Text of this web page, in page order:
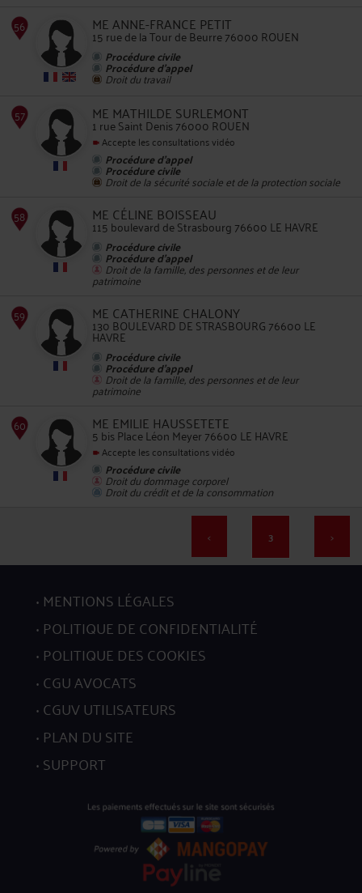
54
55
56
ME ANNE-FRANCE PETIT
15 rue de la Tour de Beurre 76000 ROUEN
Procédure civile
Procédure d'appel
Droit du travail
ME MATHILDE SURLEMONT
1 rue Saint Denis 76000 ROUEN
Accepte les consultations vidéo
Procédure d'appel
Procédure civile
Droit de la sécurité sociale et de la protection sociale
ME CÉLINE BOISSEAU
115 boulevard de Strasbourg 76600 LE HAVRE
Procédure civile
Procédure d'appel
Droit de la famille, des personnes et de leur
patrimoine
ME CATHERINE CHALONY
130 BOULEVARD DE STRASBOURG 76600 LE
HAVRE
Procédure civile
Procédure d'appel
Droit de la famille, des personnes et de leur
patrimoine
ME EMILIE HAUSSETETE
5 bis Place Léon Meyer 76600 LE HAVRE
Accepte les consultations vidéo
Procédure civile
Droit du dommage corporel
Droit du crédit et de la consommation
< 3 >
MENTIONS LÉGALES
POLITIQUE DE CONFIDENTIALITÉ
POLITIQUE DES COOKIES
CGU AVOCATS
CGUV UTILISATEURS
PLAN DU SITE
SUPPORT